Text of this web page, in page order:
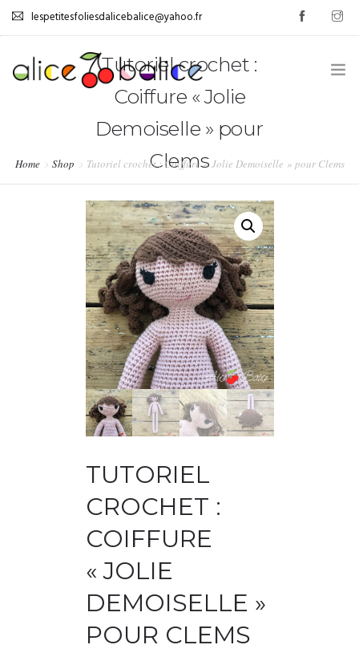
lespetitesfoliesdalicebalice@yahoo.fr
GESTION DES ÉMOTIONS
AUTONOMISATION
LIVRE D’OR
0
Tutoriel crochet :
Coiffure « Jolie
Demoiselle » pour
Clems
Home Shop Tutoriel crochet : Coiffure « Jolie Demoiselle » pour Clems
TUTORIEL
CROCHET :
COIFFURE
« JOLIE
DEMOISELLE »
POUR CLEMS